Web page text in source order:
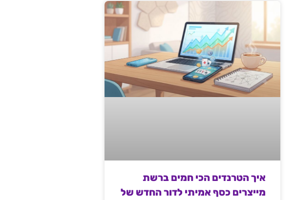
איך הטרנדים הכי חמים ברשת
מייצרים כסף אמיתי לדור החדש של